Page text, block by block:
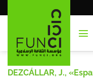
al
DEZCÁLLAR, J.,